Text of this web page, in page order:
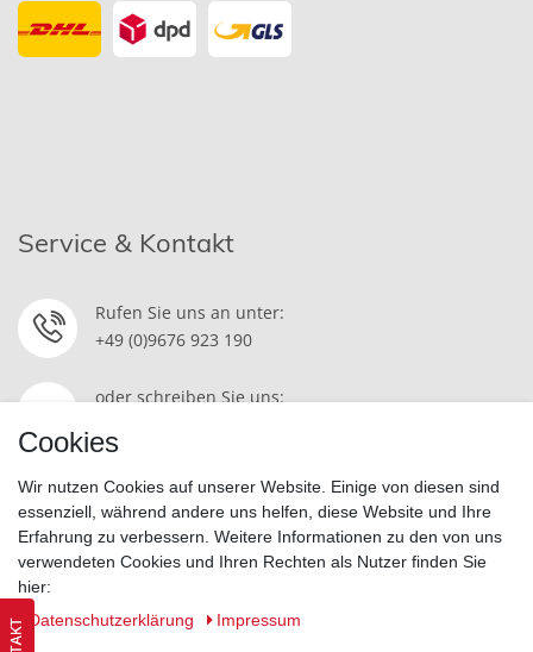
Service & Kontakt
Rufen Sie uns an unter:
+49 (0)9676 923 190
oder schreiben Sie uns:
Widerrufsrecht | Datenschutzerklärung | AGB | Impressum
Cookies
Wir nutzen Cookies auf unserer Website. Einige von diesen sind
essenziell, während andere uns helfen, diese Website und Ihre
Erfahrung zu verbessern. Weitere Informationen zu den von uns
verwendeten Cookies und Ihren Rechten als Nutzer finden Sie
hier:
Daten­schutz­erklärung
Impressum